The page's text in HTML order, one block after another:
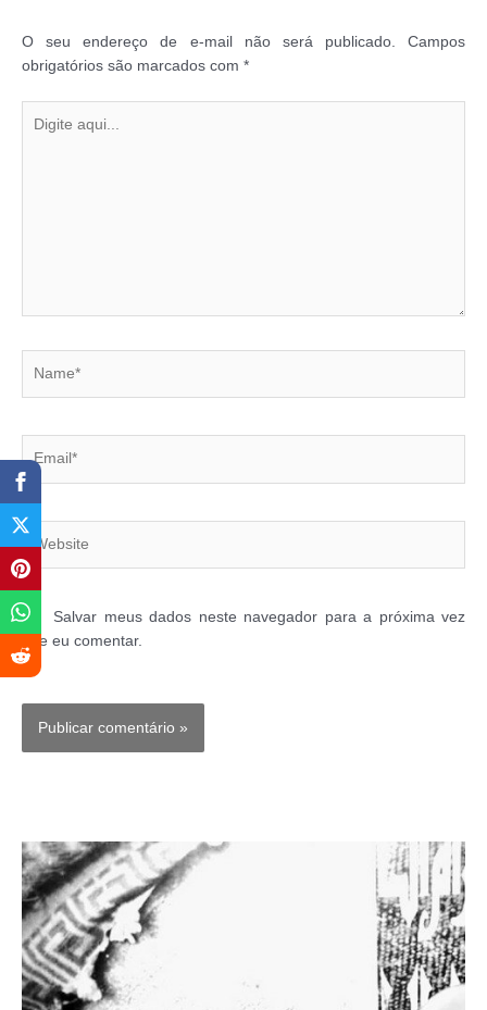
O seu endereço de e-mail não será publicado.
Campos
obrigatórios são marcados com *
aqui...
Website
Salvar meus dados neste navegador para a próxima vez
que eu comentar.